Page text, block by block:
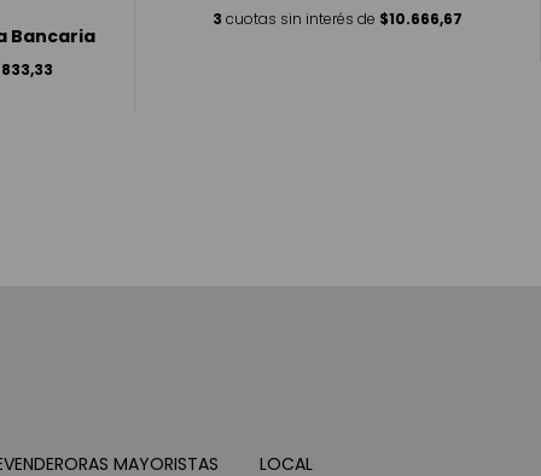
Bancaria
3 cuotas sin interés de $10.666,67
MAYORISTAS LOCAL